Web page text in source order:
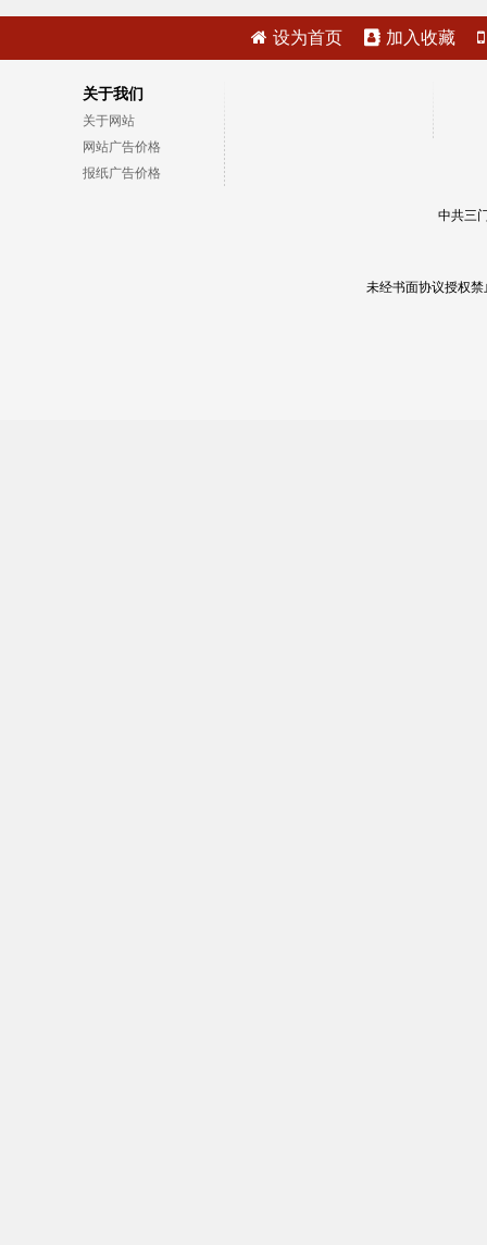
设为首页 加入收藏
关于我们
关于网站
网站广告价格
报纸广告价格
中共三
未经书面协议授权